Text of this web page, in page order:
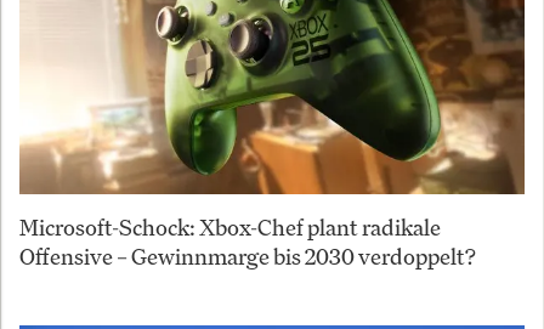
Microsoft-Schock: Xbox-Chef plant radikale
Offensive – Gewinnmarge bis 2030 verdoppelt?